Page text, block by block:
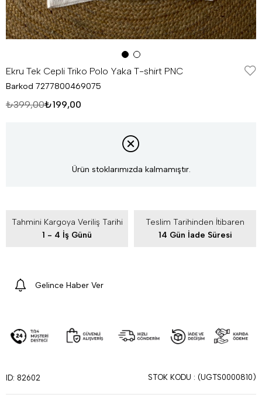
Ekru Tek Cepli Triko Polo Yaka T-shirt PNC
Barkod 7277800469075
₺399,00₺199,00
Ürün stoklarımızda kalmamıştır.
Tahmini Kargoya Veriliş Tarihi
1 - 4 İş Günü
Teslim Tarihinden İtibaren
14 Gün İade Süresi
Gelince Haber Ver
ID: 82602 STOK KODU (UGTS0000810)